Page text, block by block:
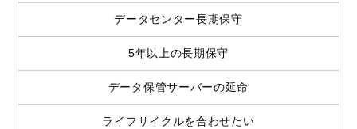
データセンター長期保守
5年以上の長期保守
データ保管サーバーの延命
ライフサイクルを合わせたい